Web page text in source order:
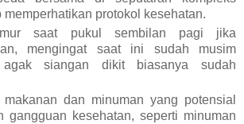
memperhatikan protokol kesehatan.
saat pukul sembilan pagi jika
mengingat saat ini sudah musim
agak siangan dikit biasanya sudah
makanan dan minuman yang potensial
gangguan kesehatan, seperti minuman